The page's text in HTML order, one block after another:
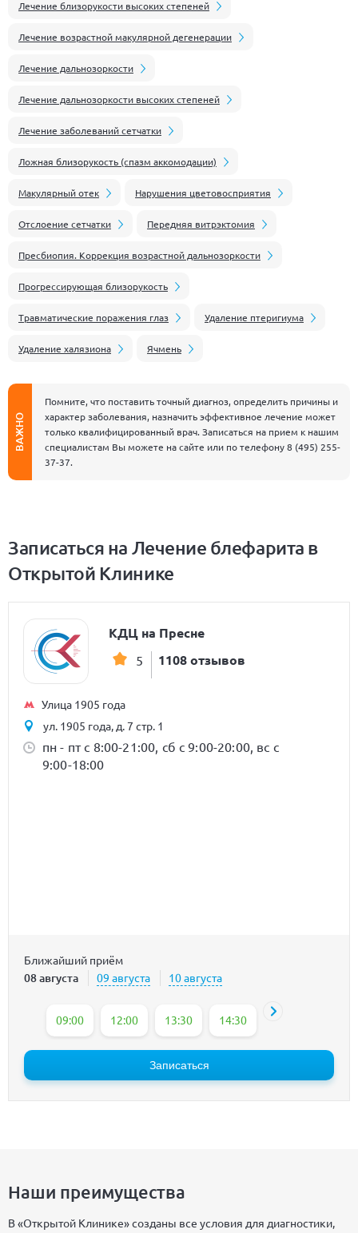
Лечение близорукости высоких степеней
Лечение возрастной макулярной дегенерации
Лечение дальнозоркости
Лечение дальнозоркости высоких степеней
Лечение заболеваний сетчатки
Ложная близорукость (спазм аккомодации)
Макулярный отек Нарушения цветовосприятия
Отслоение сетчатки Передняя витрэктомия
Пресбиопия. Коррекция возрастной дальнозоркости
Прогрессирующая близорукость
Травматические поражения глаз Удаление птеригиума
Удаление халязиона Ячмень
ВАЖНО
Помните, что поставить точный диагноз, определить причины и
характер заболевания, назначить эффективное лечение может
только квалифицированный врач. Записаться на прием к нашим
специалистам Вы можете на сайте или по телефону8 (495) 255-
37-37.
Записаться на Лечение блефарита в
Открытой Клинике
КДЦ на Пресне
5 1108 отзывов
Улица 1905 года
ул. 1905 года, д. 7 стр. 1
пн - пт с 8:00-21:00, сб с 9:00-20:00, вс с
9:00-18:00
Ближайший приём
08 августа 09 августа 10 августа
09:00 12:00 13:30 14:30 15:00
Записаться
Наши преимущества
В «Открытой Клинике» созданы все условия для диагностики,